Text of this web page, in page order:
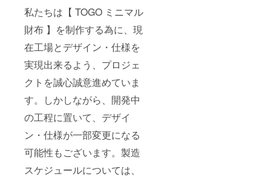
私たちは【 TOGO ミニマル
財布 】を制作する為に、現
在工場とデザイン・仕様を
実現出来るよう、プロジェ
クトを誠心誠意進めていま
す。しかしながら、開発中
の工程に置いて、デザイ
ン・仕様が一部変更になる
可能性もございます。製造
スケジュールについては、